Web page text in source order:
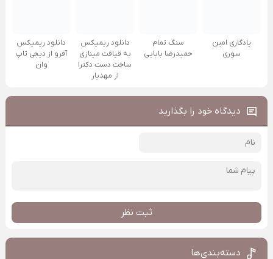
یادگاری امین
سوری
سنگ تمام
حمیدرضا بابایی
دانلود ریمیکس
به قیافت مینازی
ساخت دست دکترا
از مهدیار
دانلود ریمیکس
آفرو از ديجی تاپ
وان
دیدگاه خود را بگذارید
ثبت نظر
دسته‌بندی‌ها